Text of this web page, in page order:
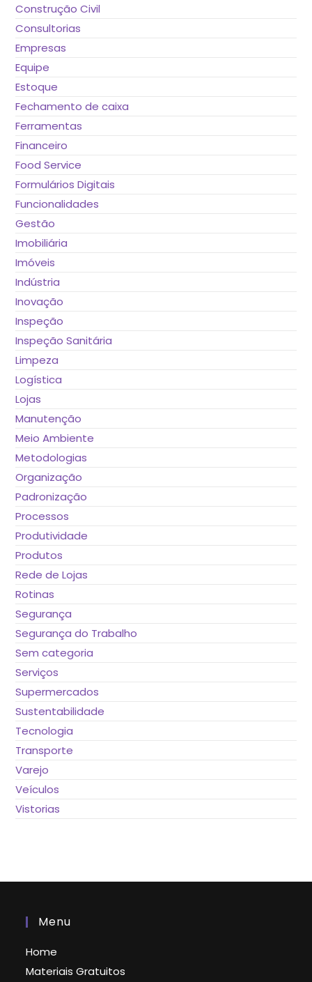
Construção Civil
Consultorias
Empresas
Equipe
Estoque
Fechamento de caixa
Ferramentas
Financeiro
Food Service
Formulários Digitais
Funcionalidades
Gestão
Imobiliária
Imóveis
Indústria
Inovação
Inspeção
Inspeção Sanitária
Limpeza
Logística
Lojas
Manutenção
Meio Ambiente
Metodologias
Organização
Padronização
Processos
Produtividade
Produtos
Rede de Lojas
Rotinas
Segurança
Segurança do Trabalho
Sem categoria
Serviços
Supermercados
Sustentabilidade
Tecnologia
Transporte
Varejo
Veículos
Vistorias
Menu
Home
Materiais Gratuitos